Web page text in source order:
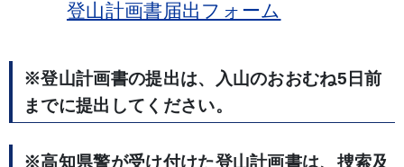
登山計画書届出フォーム
※登山計画書の提出は、入山のおおむね5日前
までに提出してください。
※高知県警が受け付けた登山計画書は、捜索及